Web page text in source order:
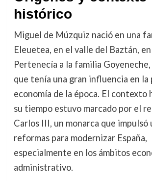
histórico
Miguel de Múzquiz nació en una
Eleuetea, en el valle del Baztán,
Pertenecía a la familia
que tenía una gran influencia en
economía de la época. El contexto
su tiempo estuvo marcado por el
Carlos III, un monarca que impulsó
reformas para modernizar España,
especialmente en los ámbitos
administrativo.